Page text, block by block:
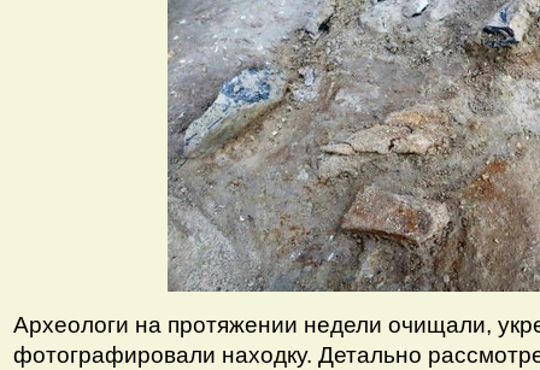
Археологи на протяжении недели очищали,
фотографировали находку. Детально